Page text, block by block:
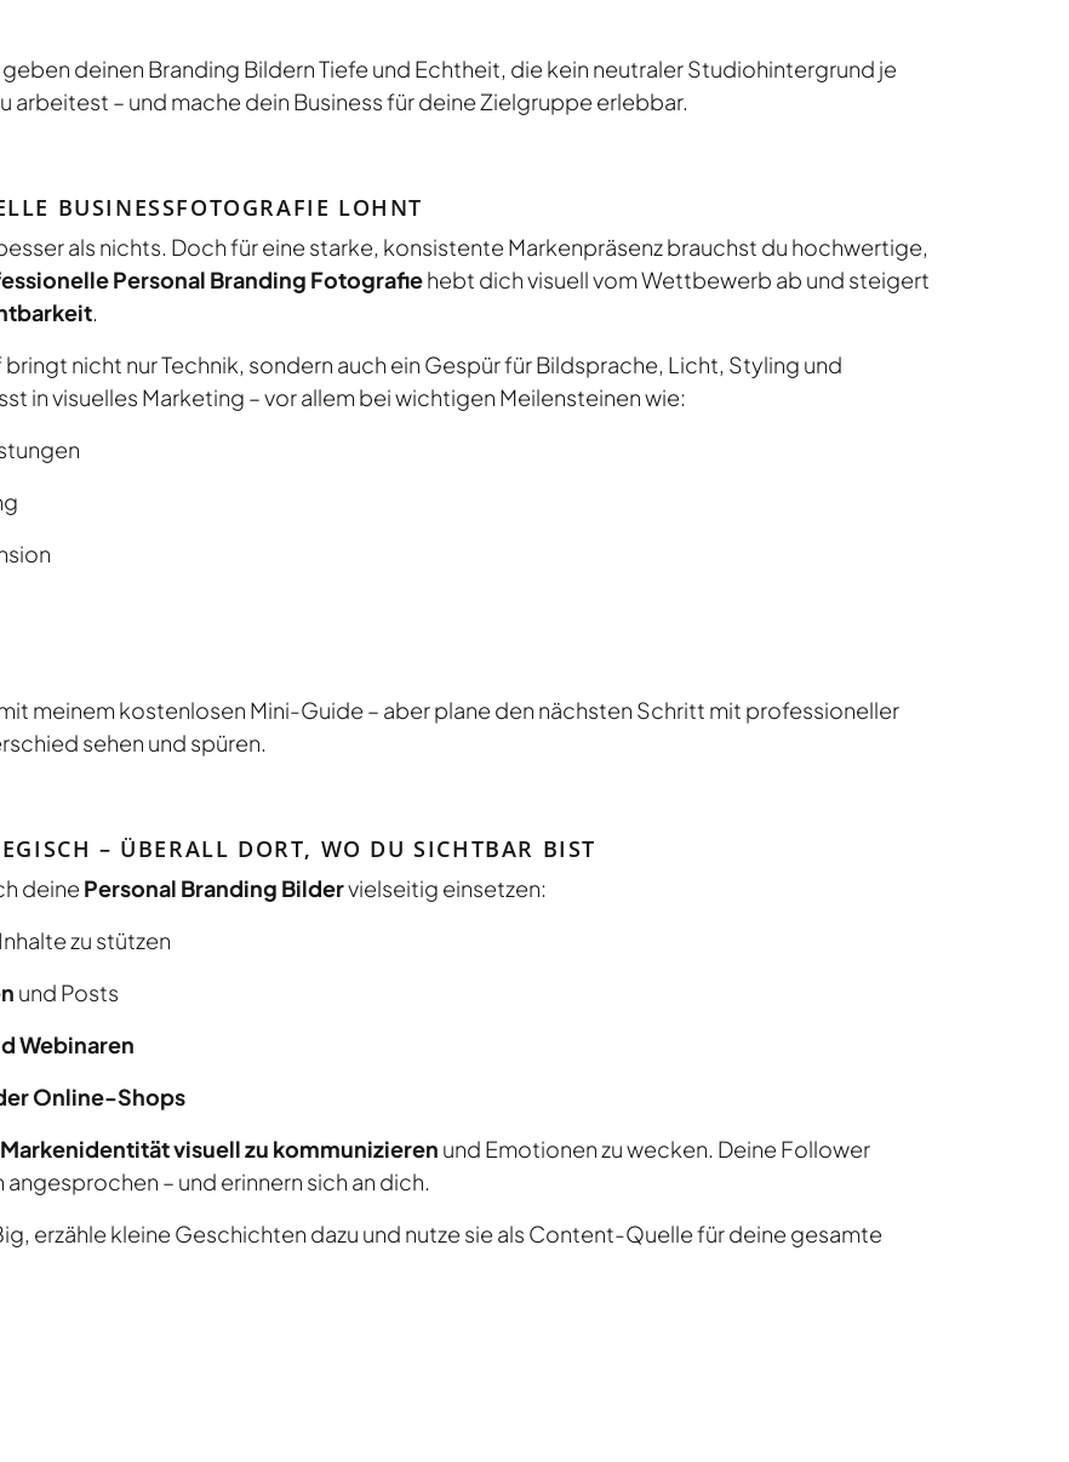
deinen Branding Bildern Tiefe und Echtheit, die kein neutraler Studiohintergrund je
arbeitest – und mache dein Business für deine Zielgruppe erlebbar.
BUSINESSFOTOGRAFIE LOHNT
als nichts. Doch für eine starke, konsistente Markenpräsenz brauchst du hochwertige,
Personal Branding Fotografiehebt dich visuell vom Wettbewerb ab und steigert
.
nicht nur Technik, sondern auch ein Gespür für Bildsprache, Licht, Styling und
in visuelles Marketing – vor allem bei wichtigen Meilensteinen wie:
meinem kostenlosen Mini-Guide – aber plane den nächsten Schritt mit professioneller
sehen und spüren.
– ÜBERALL DORT, WO DU SICHTBAR BIST
deine Personal Branding Bildervielseitig einsetzen:
zu stützen
und Posts
Webinaren
Online-Shops
Markenidentität visuell zu kommunizieren und Emotionen zu wecken. Deine Follower
– und erinnern sich an dich.
erzähle kleine Geschichten dazu und nutze sie als Content-Quelle für deine gesamte